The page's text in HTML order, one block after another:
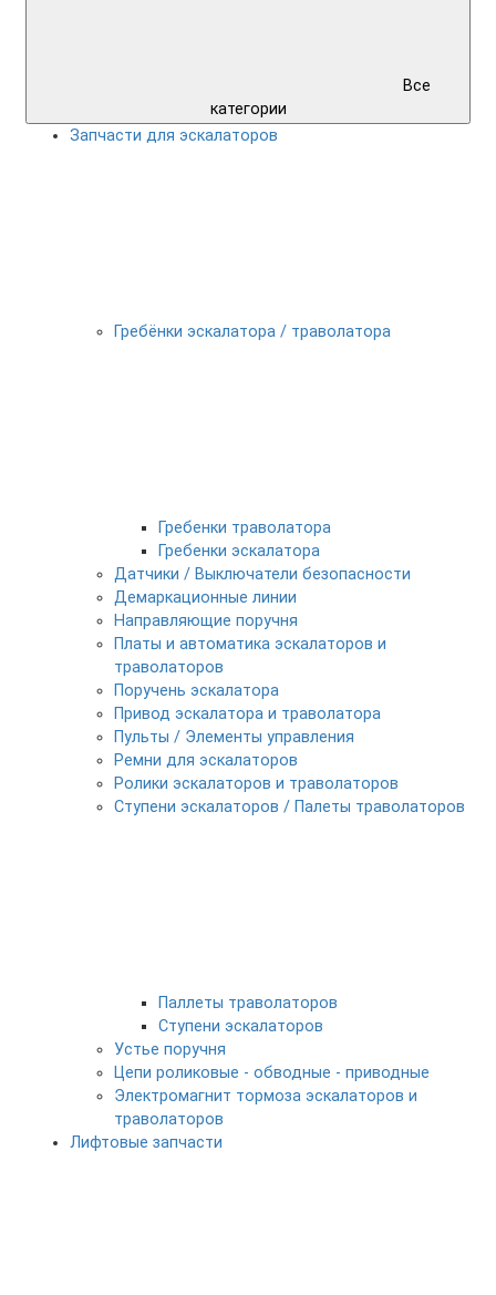
Все
категории
Запчасти для эскалаторов
Гребёнки эскалатора / траволатора
Гребенки траволатора
Гребенки эскалатора
Датчики / Выключатели безопасности
Демаркационные линии
Направляющие поручня
Платы и автоматика эскалаторов и
траволаторов
Поручень эскалатора
Привод эскалатора и траволатора
Пульты / Элементы управления
Ремни для эскалаторов
Ролики эскалаторов и траволаторов
Ступени эскалаторов / Палеты траволаторов
Паллеты траволаторов
Ступени эскалаторов
Устье поручня
Цепи роликовые - обводные - приводные
Электромагнит тормоза эскалаторов и
траволаторов
Лифтовые запчасти